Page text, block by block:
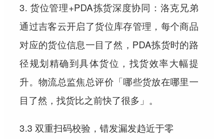
3. 货位管理+PDA拣货深度协同：洛克兄弟
通过吉客云开启了货位库存管理，每个商品
对应的货位信息一目了然，PDA拣货时的路
径规划精确到具体货位，找货效率大幅提
升。物流总监焦总评价「哪些货放在哪里一
目了然，找货比之前快了很多」。
3.3 双重扫码校验，错发漏发趋近于零